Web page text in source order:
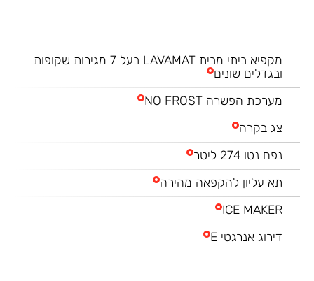
מקפיא ביתי מבית LAVAMAT בעל 7 מגירות שקופות
ובגדלים שונים
מערכת הפשרה NO FROST
צג בקרה
נפח נטו 274 ליטר
תא עליון להקפאה מהירה
ICE MAKER
דירוג אנרגטי E